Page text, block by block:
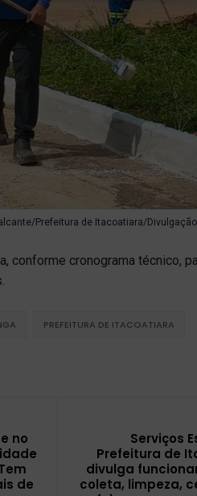
Prefeitura de Itacoatiara/Divulgação
conforme cronograma técnico,
PREFEITURA DE ITACOATIARA
no
de
Serviços
Prefeitura de
divulga
coleta, limpeza,